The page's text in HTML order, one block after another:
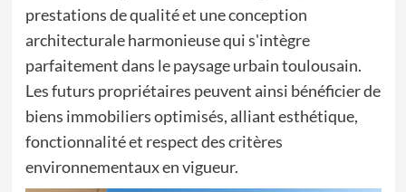
prestations de qualité et une conception
architecturale harmonieuse qui s'intègre
parfaitement dans le paysage urbain toulousain.
Les futurs propriétaires peuvent ainsi bénéficier de
biens immobiliers optimisés, alliant esthétique,
fonctionnalité et respect des critères
environnementaux en vigueur.